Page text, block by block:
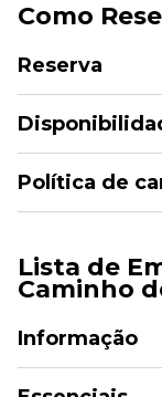
Como
Reserva
Política de
Lista de
Caminho
Informação